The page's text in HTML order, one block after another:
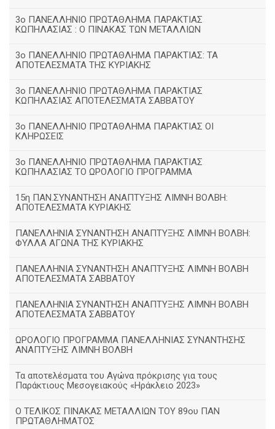
3ο ΠΑΝΕΛΛΗΝΙΟ ΠΡΩΤΑΘΛΗΜΑ ΠΑΡΑΚΤΙΑΣ
ΚΩΠΗΛΑΣΙΑΣ : Ο ΠΙΝΑΚΑΣ ΤΩΝ ΜΕΤΑΛΛΙΩΝ
3o ΠΑΝΕΛΛΗΝΙΟ ΠΡΩΤΑΘΛΗΜΑ ΠΑΡΑΚΤΙΑΣ: ΤΑ
ΑΠΟΤΕΛΕΣΜΑΤΑ ΤΗΣ ΚΥΡΙΑΚΗΣ
3ο ΠΑΝΕΛΛΗΝΙΟ ΠΡΩΤΑΘΛΗΜΑ ΠΑΡΑΚΤΙΑΣ
ΚΩΠΗΛΑΣΙΑΣ ΑΠΟΤΕΛΕΣΜΑΤΑ ΣΑΒΒΑΤΟΥ
3ο ΠΑΝΕΛΛΗΝΙΟ ΠΡΩΤΑΘΛΗΜΑ ΠΑΡΑΚΤΙΑΣ ΟΙ
ΚΛΗΡΩΣΕΙΣ
3ο ΠΑΝΕΛΛΗΝΙΟ ΠΡΩΤΑΘΛΗΜΑ ΠΑΡΑΚΤΙΑΣ
ΚΩΠΗΛΑΣΙΑΣ ΤΟ ΩΡΟΛΟΓΙΟ ΠΡΟΓΡΑΜΜΑ
15η ΠΑΝ.ΣΥΝΑΝΤΗΣΗ ΑΝΑΠΤΥΞΗΣ ΛΙΜΝΗ ΒΟΛΒΗ:
ΑΠΟΤΕΛΕΣΜΑΤΑ ΚΥΡΙΑΚΗΣ
ΠΑΝΕΛΛΗΝΙΑ ΣΥΝΑΝΤΗΣΗ ΑΝΑΠΤΥΞΗΣ ΛΙΜΝΗ ΒΟΛΒΗ:
ΦΥΛΛΑ ΑΓΩΝΑ ΤΗΣ ΚΥΡΙΑΚΗΣ
ΠΑΝΕΛΛΗΝΙΑ ΣΥΝΑΝΤΗΣΗ ΑΝΑΠΤΥΞΗΣ ΛΙΜΝΗ ΒΟΛΒΗ
ΑΠΟΤΕΛΕΣΜΑΤΑ ΣΑΒΒΑΤΟΥ
ΠΑΝΕΛΛΗΝΙΑ ΣΥΝΑΝΤΗΣΗ ΑΝΑΠΤΥΞΗΣ ΛΙΜΝΗ ΒΟΛΒΗ
ΑΠΟΤΕΛΕΣΜΑΤΑ ΣΑΒΒΑΤΟΥ
ΩΡΟΛΟΓΙΟ ΠΡΟΓΡΑΜΜΑ ΠΑΝΕΛΛΗΝΙΑΣ ΣΥΝΑΝΤΗΣΗΣ
ΑΝΑΠΤΥΞΗΣ ΛΙΜΝΗ ΒΟΛΒΗ
Τα αποτελέσματα του Αγώνα πρόκρισης για τους
Παράκτιους Μεσογειακούς «Ηράκλειο 2023»
Ο ΤΕΛΙΚΟΣ ΠΙΝΑΚΑΣ ΜΕΤΑΛΛΙΩΝ ΤΟΥ 89ου ΠΑΝ
ΠΡΩΤΑΘΛΗΜΑΤΟΣ